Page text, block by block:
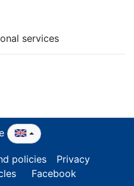
services
policies
Privacy
Facebook